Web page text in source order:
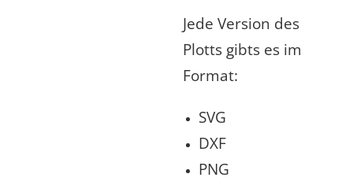
Jede Version des
Plotts gibts es im
Format:
SVG
DXF
PNG